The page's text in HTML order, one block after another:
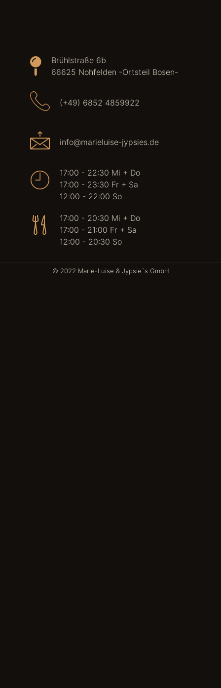
Brühlstraße 6b
66625 Nohfelden -Ortsteil Bosen-
(+49) 6852 4859922
info@marieluise-jypsies.de
17:00 - 22:30 Mi + Do
17:00 - 23:30 Fr + Sa
12:00 - 22:00 So
17:00 - 20:30 Mi + Do
17:00 - 21:00 Fr + Sa
12:00 - 20:30 So
© 2022 Marie-Luise & Jypsie`s GmbH